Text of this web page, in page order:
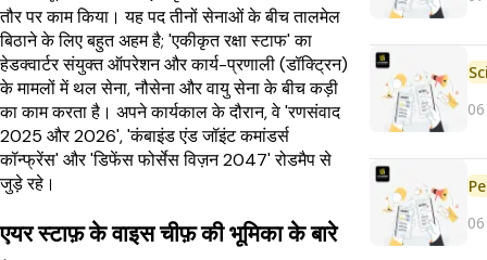
तौर पर काम किया। यह पद तीनों सेनाओं के बीच तालमेल
बिठाने के लिए बहुत अहम है; 'एकीकृत रक्षा स्टाफ' का
हेडक्वार्टर संयुक्त ऑपरेशन और कार्य-प्रणाली (डॉक्ट्रिन)
के मामलों में थल सेना, नौसेना और वायु सेना के बीच कड़ी
का काम करता है। अपने कार्यकाल के दौरान, वे 'रणसंवाद
2025 और 2026', 'कंबाइंड एंड जॉइंट कमांडर्स
कॉन्फ्रेंस' और 'डिफेंस फोर्सेस विज़न 2047' रोडमैप से
जुड़े रहे।
एयर स्टाफ़ के वाइस चीफ़ की भूमिका के बारे